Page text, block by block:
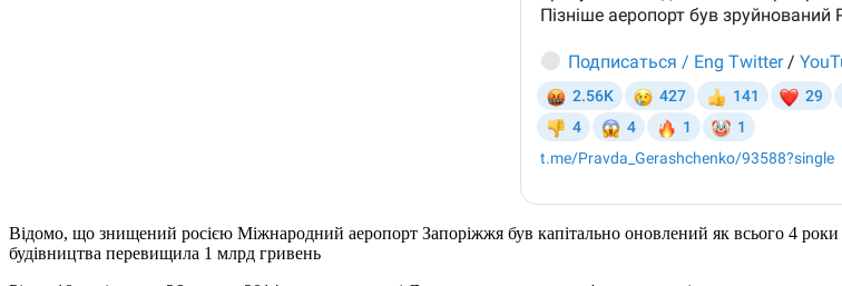
Відомо, що знищений росією Міжнародний аеропорт Запоріжжя був капітально оновлений як всього 4 роки
будівництва перевищила 1 млрд гривень